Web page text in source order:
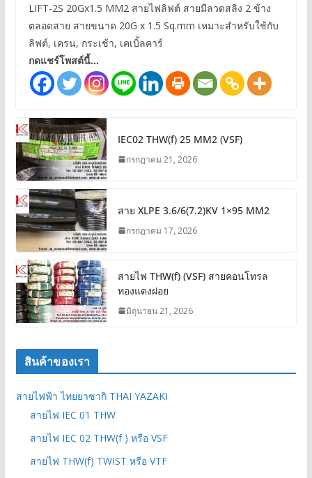
LIFT-2S 20Gx1.5 MM2 สายไฟลิฟต์ สายมีลวดสลิง 2 ข้าง
ตลอดสาย สายขนาด 20G x 1.5 Sq.mm เหมาะสำหรับใช้กับ
ลิฟต์, เครน, กระเช้า, เคเบิ้ลคาร์
กดแชร์โพสต์นี้...
IEC02 THW(f) 25 MM2 (VSF)
กรกฎาคม 21, 2026
สาย XLPE 3.6/6(7.2)KV 1×95 MM2
กรกฎาคม 17, 2026
สายไฟ THW(f) (VSF) สายคอนโทรล
ทองแดงฝอย
มิถุนายน 21, 2026
สินค้าของเรา
สายไฟฟ้า ไทยยาซากิ THAI YAZAKI
สายไฟ IEC 01 THW
สายไฟ IEC 02 THW(f ) หรือ VSF
สายไฟ THW(f) TWIST หรือ VTF